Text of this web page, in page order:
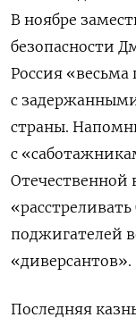
В ноябре
безопасности
Россия
с
страны.
с
Отечественной
«расстреливать
поджигателей
«диверсантов».
Последняя